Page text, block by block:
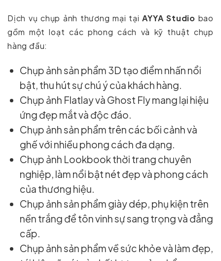
Dịch vụ chụp ảnh thương mại tạiAYYA Studio bao
gồm một loạt các phong cách và kỹ thuật chụp
hàng đầu:
Chụp ảnh sản phẩm 3D tạo điểm nhấn nổi
bật, thu hút sự chú ý của khách hàng.
Chụp ảnh Flatlay và Ghost Fly mang lại hiệu
ứng đẹp mắt và độc đáo.
Chụp ảnh sản phẩm trên các bối cảnh và
ghế với nhiều phong cách đa dạng.
Chụp ảnh Lookbook thời trang chuyên
nghiệp, làm nổi bật nét đẹp và phong cách
của thương hiệu.
Chụp ảnh sản phẩm giày dép, phụ kiện trên
nền trắng để tôn vinh sự sang trọng và đẳng
cấp.
Chụp ảnh sản phẩm về sức khỏe và làm đẹp,